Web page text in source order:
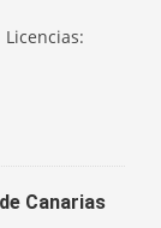
Licencias:
Canarias